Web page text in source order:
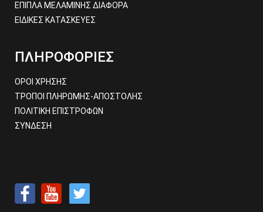
ΕΠΙΠΛΑ ΜΕΛΑΜΙΝΗΣ ΔΙΑΦΟΡΑ
ΕΙΔΙΚΕΣ ΚΑΤΑΣΚΕΥΕΣ
ΠΛΗΡΟΦΟΡΙΕΣ
ΟΡΟΙ ΧΡΗΣΗΣ
ΤΡΟΠΟΙ ΠΛΗΡΩΜΗΣ-ΑΠΟΣΤΟΛΗΣ
ΠΟΛΙΤΙΚΗ ΕΠΙΣΤΡΟΦΩΝ
ΣΥΝΔΕΣΗ